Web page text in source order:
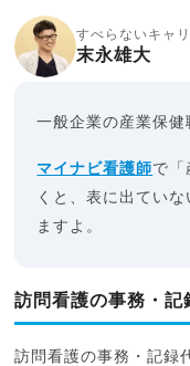
すべらないキャ
末永雄大
一般企業の産業保健
マイナビ看護師で「
くと、表に出てい
ますよ。
訪問看護の事務・記
訪問看護の事務・記録